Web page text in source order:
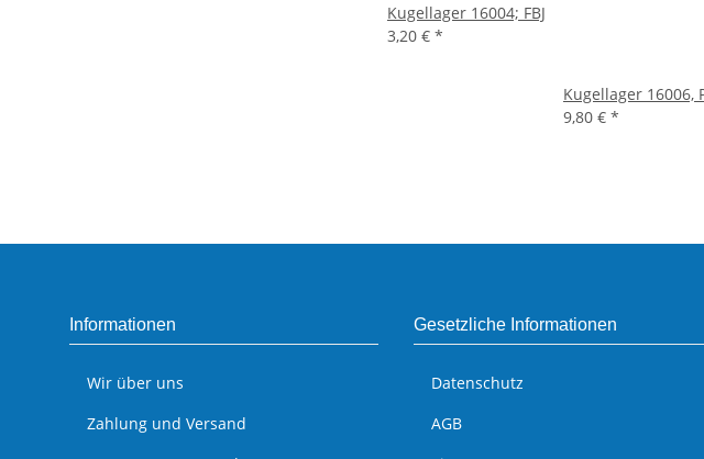
Kugellager 16004; FBJ
3,20 € *
Kugellager 16006,
9,80 € *
Informationen
Wir über uns
Zahlung und Versand
Gesetzliche Informationen
Datenschutz
AGB